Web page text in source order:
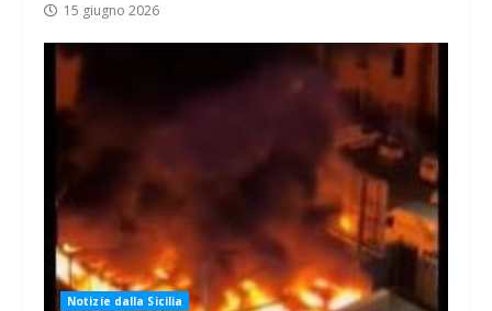
15 giugno 2026
Notizie dalla Sicilia